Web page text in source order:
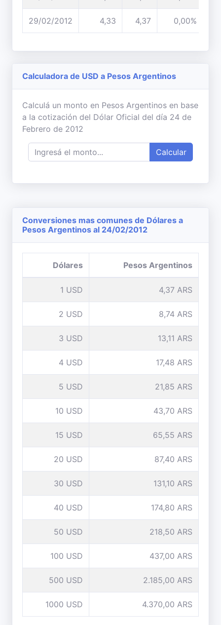
29/02/2012 4,33 4,37 0,00%
Calculadora de USD a Pesos Argentinos
Calculá un monto en Pesos Argentinos en base
a la cotización del Dólar Oficial del día 24 de
Febrero de 2012
Calcular
Conversiones mas comunes de Dólares a
Pesos Argentinos al 24/02/2012
Dólares Pesos Argentinos
1 USD 4,37 ARS
2 USD 8,74 ARS
3 USD 13,11 ARS
4 USD 17,48 ARS
5 USD 21,85 ARS
10 USD 43,70 ARS
15 USD 65,55 ARS
20 USD 87,40 ARS
30 USD 131,10 ARS
40 USD 174,80 ARS
50 USD 218,50 ARS
100 USD 437,00 ARS
500 USD 2.185,00 ARS
1000 USD 4.370,00 ARS